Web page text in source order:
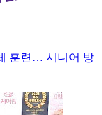
훈련… 시니어 방